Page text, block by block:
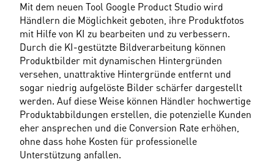
Mit dem neuen Tool Google Product Studio wird
Händlern die Möglichkeit geboten, ihre Produktfotos
mit Hilfe von KI zu bearbeiten und zu verbessern.
Durch die KI-gestützte Bildverarbeitung können
Produktbilder mit dynamischen Hintergründen
versehen, unattraktive Hintergründe entfernt und
sogar niedrig aufgelöste Bilder schärfer dargestellt
werden. Auf diese Weise können Händler hochwertige
Produktabbildungen erstellen, die potenzielle Kunden
eher ansprechen und die Conversion Rate erhöhen,
ohne dass hohe Kosten für professionelle
Unterstützung anfallen.